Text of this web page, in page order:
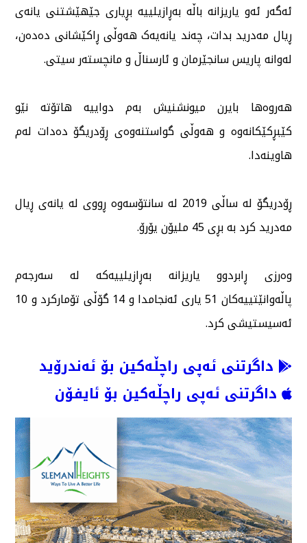
ئەگەر ئەو یاریزانە باڵە بەڕازیلییە بڕیاری جێهێشتنی یانەی
ڕیال مەدرید بدات، چەند یانەیەک هەوڵی ڕاکێشانی دەدەن،
لەوانە پاریس سانجێرمان و ئارسناڵ و مانچستەر سیتی.
هەروەها بایرن میونشنیش بەم دواییە هاتۆتە نێو
کێبڕکێکانەوە و هەوڵی گواستنەوەی ڕۆدریگۆ دەدات لەم
هاوینەدا.
ڕۆدریگۆ لە ساڵی 2019 لە سانتۆسەوە ڕووی لە یانەی ڕیال
مەدرید کرد بە بڕی 45 ملیۆن یۆرۆ.
وەرزی ڕابردوو یاریزانە بەڕازیلییەکە لە سەرجەم
پاڵەوانێتییەکان 51 یاری ئەنجامدا و 14 گۆڵی تۆمارکرد و 10
ئەسیستیشی کرد.
داگرتنی ئەپی راچڵەکین بۆ ئەندرۆید
داگرتنی ئەپی راچڵەکین بۆ ئایفۆن